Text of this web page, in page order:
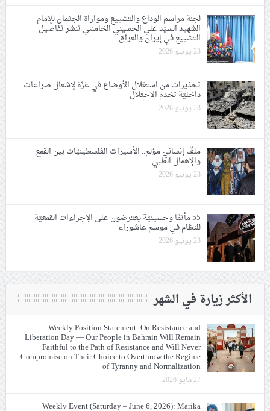
لجنة مراسم الوداع والتشييع ومواراة الجثمان للإمام
الشهيد السيّد علي الحسيني الخامنئي تنشر تفاصيل
التشييع في إيران والعراق
23 يونيو 2026
تحذيرات من استغلال الأوضاع في غزّة لإشعال صراعات
داخليّة تخدم الاحتلال
23 يونيو 2026
ملفّ إنسانيّ مؤلم.. الأسيرات الفلسطينيّات بين القمع
والإهمال الطبي
23 يونيو 2026
55 مأتمًا وحسينيّة يعترضون على الإجراءات القمعيّة
للنظام في موسم عاشوراء
23 يونيو 2026
الأكثر زيارة في الشهر
Weekly Position Statement: On Resistance and
Liberation Day — Our People in Bahrain Will Remain
Faithful to the Path of Resistance and Will Never
Compromise on Their Choice to Overthrow the Regime
of Tyranny and Normalization
27 مايو 2026
Weekly Event (Saturday – June 6, 2026): Marika